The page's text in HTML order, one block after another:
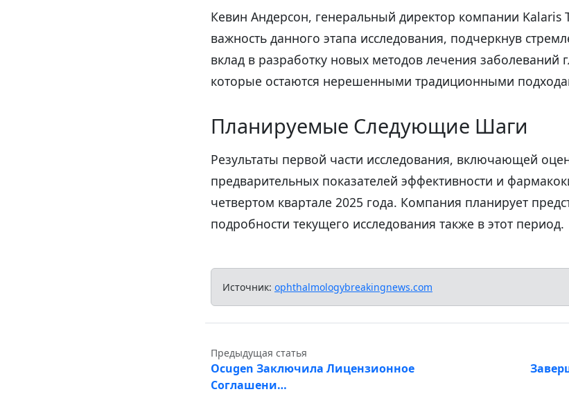
Кевин Андерсон, генеральный директор компании Kalaris
важность данного этапа исследования, подчеркнув
вклад в разработку новых методов лечения заболеваний
которые остаются нерешенными традиционными
Планируемые Следующие Шаги
Результаты первой части исследования, включающей
предварительных показателей эффективности и
четвертом квартале 2025 года. Компания планирует
подробности текущего исследования также в этот период.
Источник: ophthalmologybreakingnews.com
Предыдущая статья
Ocugen Заключила Лицензионное
Соглашени…